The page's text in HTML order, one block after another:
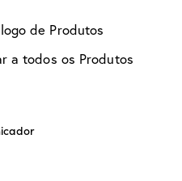
de Produtos
a todos os Produtos